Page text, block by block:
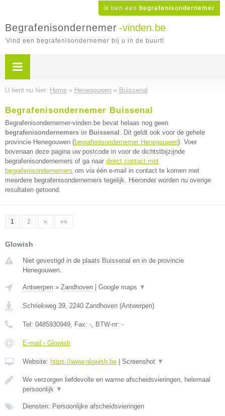
Ik ben een begrafenisondernemer
Begrafenisondernemer -vinden.be
Vind een begrafenisondernemer bij u in de buurt!
U bent nu hier: Home » Henegouwen » Buissenal
Begrafenisondernemer Buissenal
Begrafenisondernemer-vinden.be bevat helaas nog geen
begrafenisondernemers in Buissenal . Dit geldt ook voor de gehele
provincie Henegouwen (begrafenisondernemer Henegouwen). Voer
bovenaan deze pagina uw postcode in voor de dichtstbijzijnde
begrafenisondernemers of ga naar direct contact met
begrafenisondernemers om via één e-mail in contact te komen met
meerdere begrafenisondernemers tegelijk. Hieronder worden nu overige
resultaten getoond.
1 2 » »»
Glowish
Niet gevestigd in de plaats Buissenal en in de provincie
Henegouwen.
Antwerpen » Zandhoven Google maps ▼
Schriekweg 39, 2240 Zandhoven (Antwerpen)
Tel: 0485930949, Fax: -, BTW-nr: -
E-mail › Glowish
Website: https://www.glowish.be Screenshot ▼
We verzorgen liefdevolle en warme afscheidsvieringen, helemaal
persoonlijk ▼
Diensten: Persoonlijke afscheidsvieringen